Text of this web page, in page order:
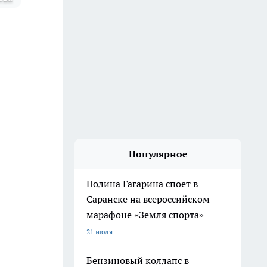
Популярное
Полина Гагарина споет в
Саранске на всероссийском
марафоне «Земля спорта»
21 июля
Бензиновый коллапс в